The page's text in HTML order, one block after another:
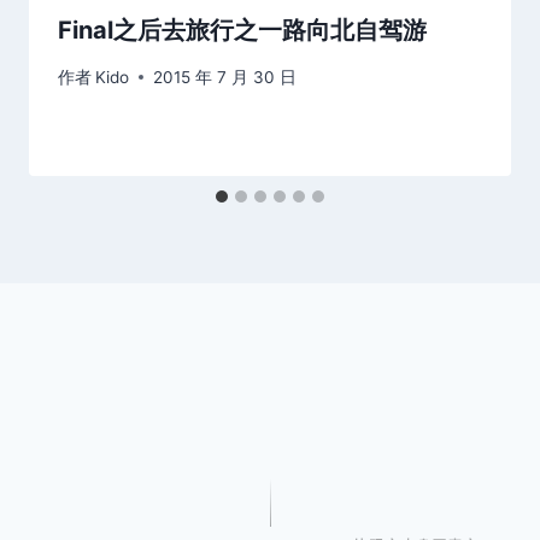
Final之后去旅行之一路向北自驾游
作者 Kido 2015 年 7 月 30 日